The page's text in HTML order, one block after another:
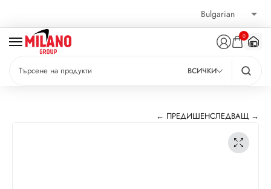
0
ВСИЧКИ
← ПРЕДИШЕНСЛЕДВАЩ →